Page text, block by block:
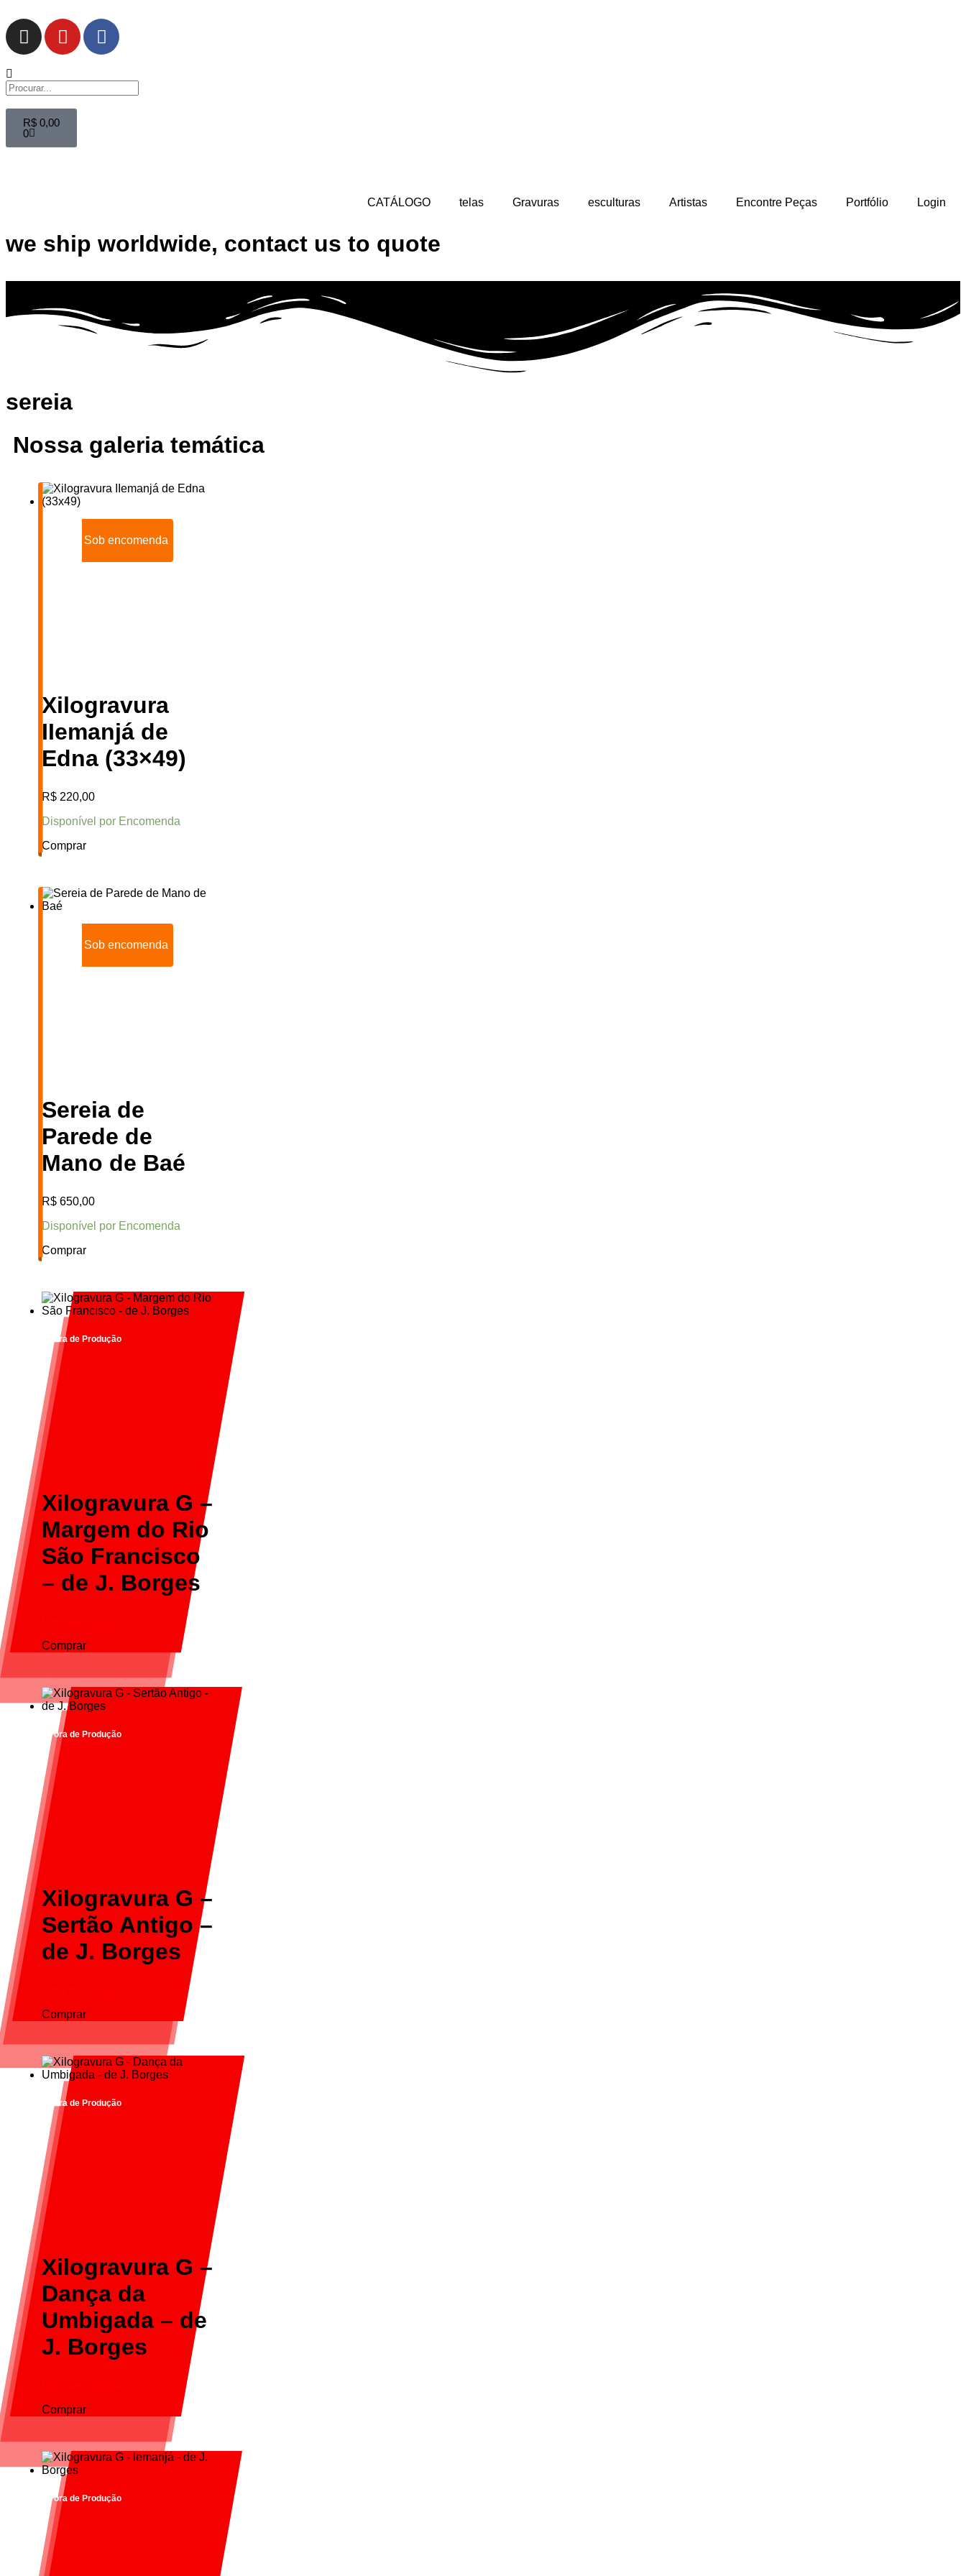
R$ 0,00
0
CATÁLOGO telas Gravuras esculturas Artistas Encontre Peças Portfólio Login
we ship worldwide, contact us to quote
sereia
Nossa galeria temática
Sob encomenda
Xilogravura
IIemanjá de
Edna (33×49)
R$ 220,00
Disponível por Encomenda
Comprar
Sob encomenda
Sereia de
Parede de
Mano de Baé
R$ 650,00
Disponível por Encomenda
Comprar
Fora de Produção
Xilogravura G –
Margem do Rio
São Francisco
– de J. Borges
Comprar
Fora de Produção
Xilogravura G –
Sertão Antigo –
de J. Borges
Comprar
Fora de Produção
Xilogravura G –
Dança da
Umbigada – de
J. Borges
Comprar
Fora de Produção